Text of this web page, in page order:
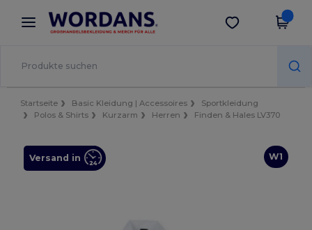
× Wordans App
Bessere Preise in der App!
App holen
Startseite Basic Kleidung | Accessoires
Sportkleidung
Polos & Shirts
Kurzarm Herren Finden & Hales LV370
W1
Versand in